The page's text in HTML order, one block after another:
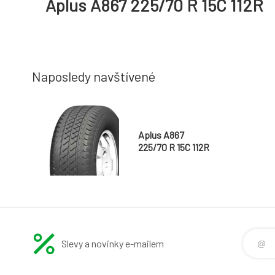
Aplus A867 225/70 R 15C 112R
Naposledy navštívené
Aplus A867
225/70 R 15C 112R
Slevy a novinky e-mailem